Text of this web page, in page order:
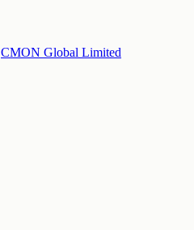
CMON Global Limited